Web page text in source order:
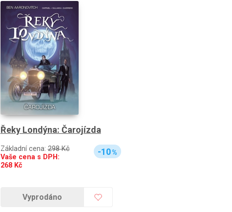
Řeky Londýna: Čarojízda
Základní cena:298 Kč
Vaše cena s DPH:
268Kč
-10%
Vyprodáno